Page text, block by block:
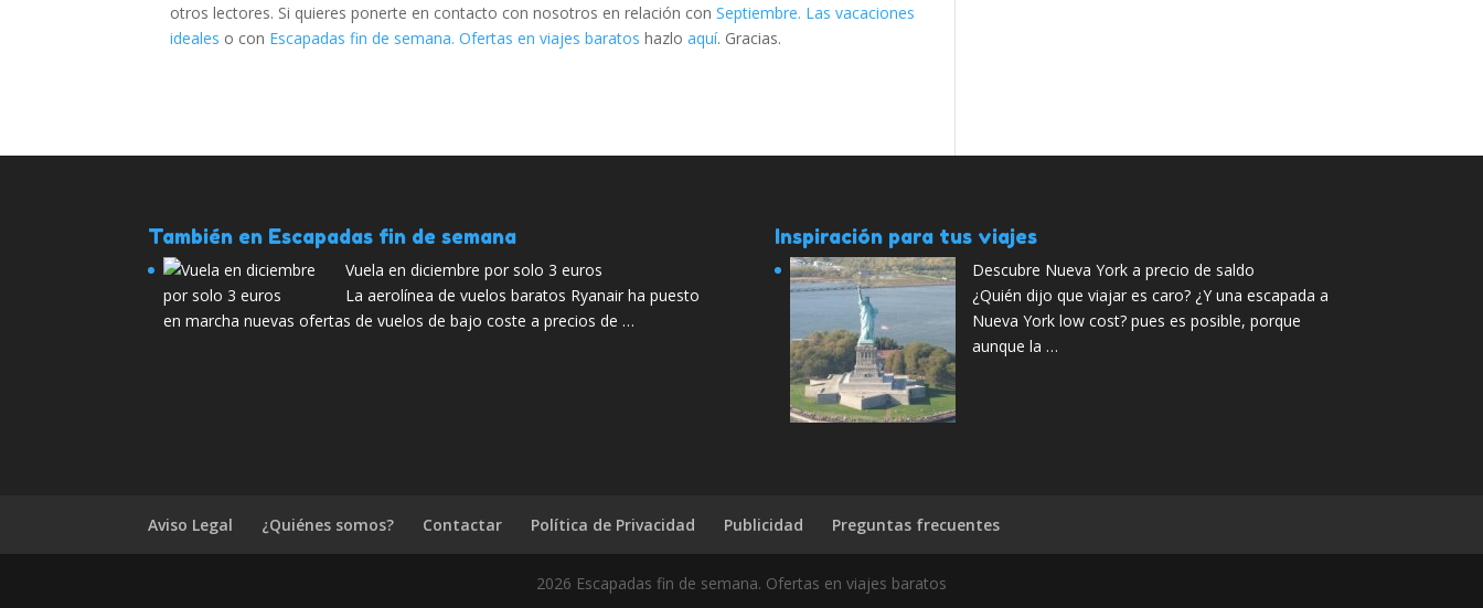
otros lectores. Si quieres ponerte en contacto con nosotros en relación conSeptiembre. Las vacaciones
ideales o con Escapadas fin de semana. Ofertas en viajes baratos hazloaquí. Gracias.
También en Escapadas fin de semana
Vuela en diciembre por solo 3 euros
La aerolínea de vuelos baratos Ryanair ha puesto
en marcha nuevas ofertas de vuelos de bajo coste a precios de …
Inspiración para tus viajes
Descubre Nueva York a precio de saldo
¿Quién dijo que viajar es caro? ¿Y una escapada a
Nueva York low cost? pues es posible, porque
aunque la …
Aviso Legal ¿Quiénes somos? Contactar Política de Privacidad Publicidad Preguntas frecuentes
2026 Escapadas fin de semana. Ofertas en viajes baratos